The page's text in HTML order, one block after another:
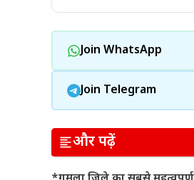
Join WhatsApp
Join Telegram
और पढ़ें